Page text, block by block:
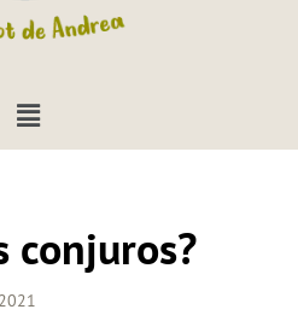
conjuros?